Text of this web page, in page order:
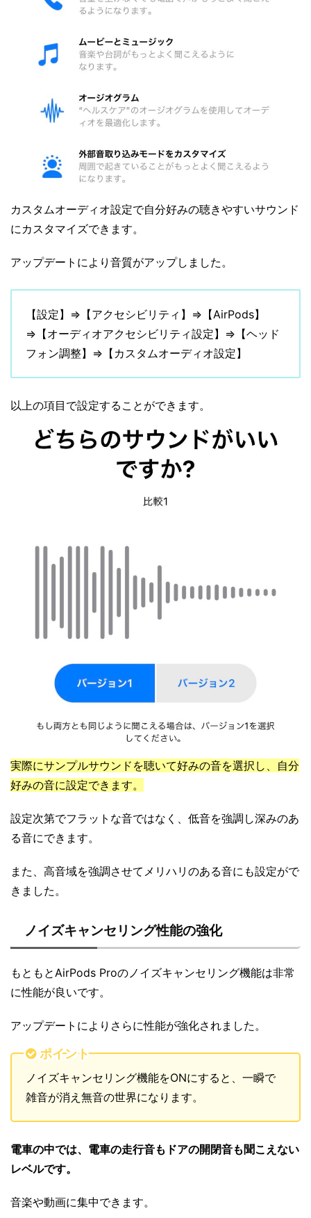
カスタムオーディオ設定で自分好みの聴きやすいサウンド
にカスタマイズできます。
アップデートにより音質がアップしました。
【設定】⇒【アクセシビリティ】⇒【AirPods】
⇒【オーディオアクセシビリティ設定】⇒【ヘッド
フォン調整】⇒【カスタムオーディオ設定】
以上の項目で設定することができます。
実際にサンプルサウンドを聴いて好みの音を選択し、自分
好みの音に設定できます。
設定次第でフラットな音ではなく、低音を強調し深みのあ
る音にできます。
また、高音域を強調させてメリハリのある音にも設定がで
きました。
ノイズキャンセリング性能の強化
もともとAirPods Proのノイズキャンセリング機能は非常
に性能が良いです。
アップデートによりさらに性能が強化されました。
ポイント
ノイズキャンセリング機能をONにすると、一瞬で
雑音が消え無音の世界になります。
電車の中では、電車の走行音もドアの開閉音も聞こえない
レベルです。
音楽や動画に集中できます。